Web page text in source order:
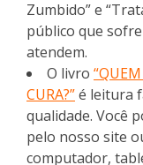
Zumbido” e
público que
atendem.
O livro
CURA?”é leitura
qualidade. Você
pelo nosso site
computador,